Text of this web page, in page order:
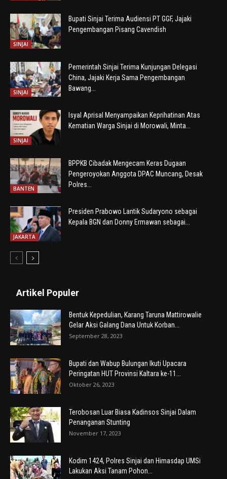
SINJAI
Bupati Sinjai Terima Audiensi PT GGF, Jajaki
Pengembangan Pisang Cavendish
SINJAI
Pemerintah Sinjai Terima Kunjungan Delegasi
China, Jajaki Kerja Sama Pengembangan
Bawang...
SINJAI
Isyal Aprisal Menyampaikan Keprihatinan Atas
Kematian Warga Sinjai di Morowali, Minta...
BANTEN
BPPKB Cibadak Mengecam Keras Dugaan
Pengeroyokan Anggota DPAC Muncang, Desak
Polres...
JAKARTA
Presiden Prabowo Lantik Sudaryono sebagai
Kepala BGN dan Donny Ermawan sebagai...
Artikel Populer
Bentuk Kepedulian, Karang Taruna Mattirowalie
Gelar Aksi Galang Dana Untuk Korban...
September 28, 2023
Bupati dan Wabup Bulungan Ikuti Upacara
Peringatan HUT Provinsi Kaltara ke-11...
Oktober 26, 2023
Terobosan Luar Biasa Kadinsos Sinjai Dalam
Penanganan Stunting
November 17, 2023
Kodim 1424, Polres Sinjai dan Himasdap UMSi
Lakukan Aksi Tanam Pohon...